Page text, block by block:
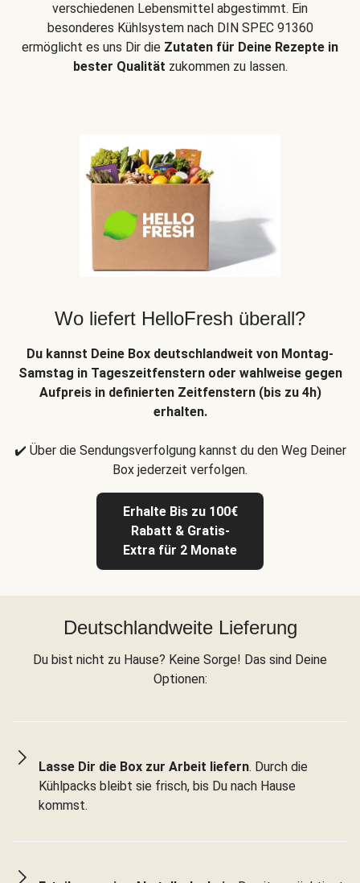
verschiedenen Lebensmittel abgestimmt. Ein
besonderes Kühlsystem nach DIN SPEC 91360
ermöglicht es uns Dir die Zutaten für Deine Rezepte in
bester Qualität zukommen zu lassen.
Wo liefert HelloFresh überall?
Du kannst Deine Box deutschlandweit von Montag-
Samstag in Tageszeitfenstern oder wahlweise gegen
Aufpreis in definierten Zeitfenstern (bis zu 4h)
erhalten.
✔️ Über die Sendungsverfolgung kannst du den Weg Deiner
Box jederzeit verfolgen.
Erhalte Bis zu 100€
Rabatt & Gratis-
Extra für 2 Monate
Deutschlandweite Lieferung
Du bist nicht zu Hause? Keine Sorge! Das sind Deine
Optionen:
Lasse Dir die Box zur Arbeit liefern. Durch die
Kühlpacks bleibt sie frisch, bis Du nach Hause
kommst.